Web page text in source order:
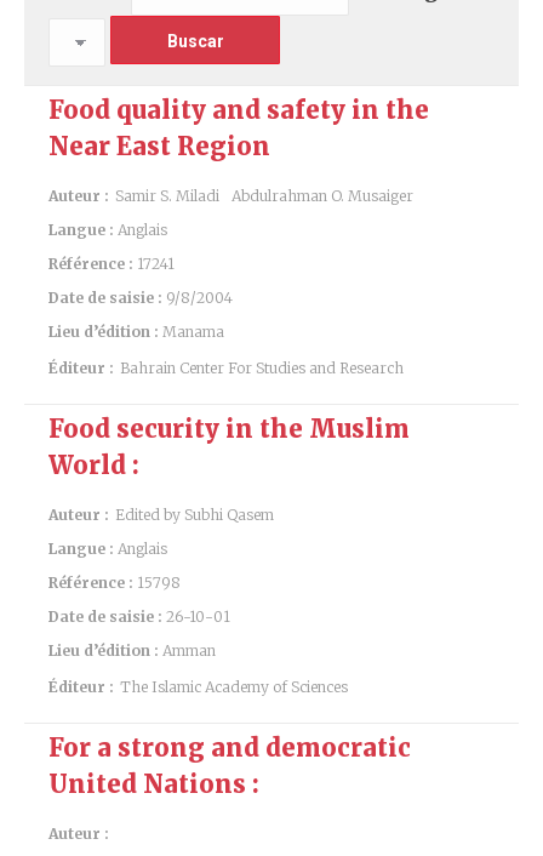
Food quality and safety in the
Near East Region
Auteur : Samir S. Miladi
Abdulrahman O. Musaiger
Langue : Anglais
Référence : 17241
Date de saisie : 9/8/2004
Lieu d’édition : Manama
Éditeur : Bahrain Center For Studies and Research
Food security in the Muslim
World :
Auteur : Edited by Subhi Qasem
Langue : Anglais
Référence : 15798
Date de saisie : 26-10-01
Lieu d’édition : Amman
Éditeur : The Islamic Academy of Sciences
For a strong and democratic
United Nations :
Auteur :